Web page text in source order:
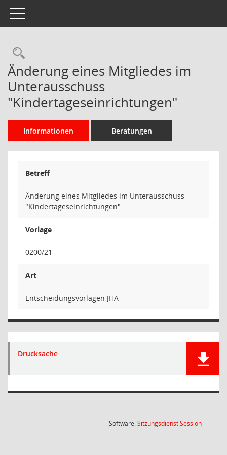
Toggle navigation
Rechercheauswahl
Änderung eines Mitgliedes im
Unterausschuss
"Kindertageseinrichtungen"
Informationen Beratungen
Betreff
Änderung eines Mitgliedes im Unterausschuss
"Kindertageseinrichtungen"
Vorlage
0200/21
Art
Entscheidungsvorlagen JHA
Drucksache
Software:SitzungsdienstSession(Wird in